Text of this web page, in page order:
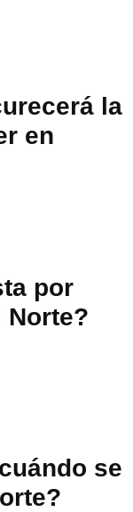
la
en
por
Norte?
se